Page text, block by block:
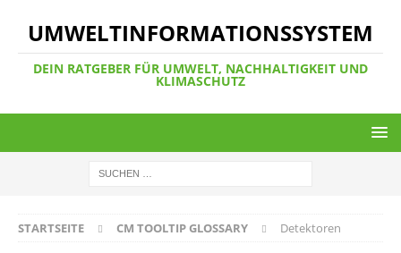
UMWELTINFORMATIONSSYSTEM
DEIN RATGEBER FÜR UMWELT, NACHHALTIGKEIT UND
KLIMASCHUTZ
STARTSEITE CM TOOLTIP GLOSSARY Detektoren